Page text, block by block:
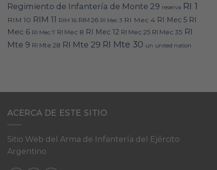
Regimiento de Infantería de Monte 29 reserva RI 1
RIM 10 RIM 11 RIM 16 RIM 26 RI Mec 3 RI Mec 4 RI Mec 5 RI
Mec 6 RI Mec 7 RI Mec 8 RI Mec 12 RI Mec 25 RI Mec 35 RI
Mte 9 RI Mte 28 RI Mte 29 RI Mte 30 un united nation
ACERCA DE ESTE SITIO
Sitio Web del Arma de Infantería del Ejército
Argentino